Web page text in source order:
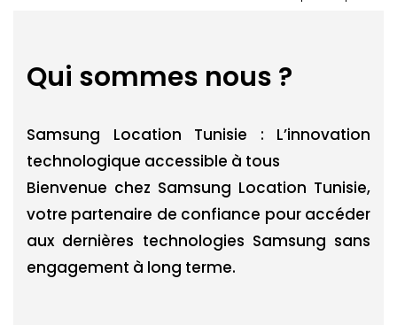
Qui sommes nous ?
Samsung Location Tunisie : L’innovation
technologique accessible à tous
Bienvenue chez Samsung Location Tunisie,
votre partenaire de confiance pour accéder
aux dernières technologies Samsung sans
engagement à long terme.